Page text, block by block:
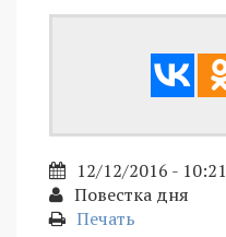
12/12/2016 - 10:21
Повестка дня
Печать